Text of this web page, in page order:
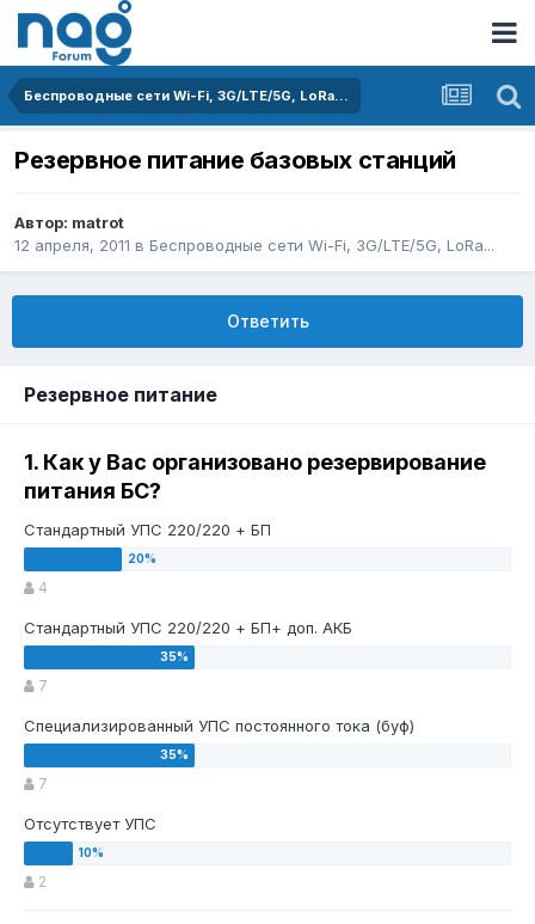
Беспроводные сети Wi-Fi, 3G/LTE/5G, LoRa...
Резервное питание базовых станций
Автор: matrot
12 апреля, 2011 в Беспроводные сети Wi-Fi, 3G/LTE/5G, LoRa...
Ответить
Резервное питание
1. Как у Вас организовано резервирование
питания БС?
Стандартный УПС 220/220 + БП
4
Стандартный УПС 220/220 + БП+ доп. АКБ
7
Специализированный УПС постоянного тока (буф)
7
Отсутствует УПС
2